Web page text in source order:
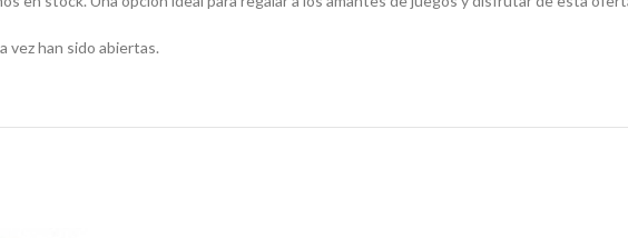
vez han sido abiertas.